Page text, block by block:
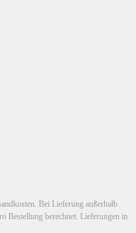
Bei Lieferung außerhalb
Bestellung berechnet. Lieferungen in